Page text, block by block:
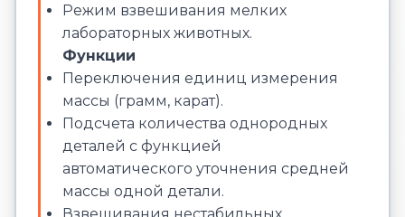
Режим взвешивания мелких
лабораторных животных.
Функции
Переключения единиц измерения
массы (грамм, карат).
Подсчета количества однородных
деталей с функцией
автоматического уточнения средней
массы одной детали.